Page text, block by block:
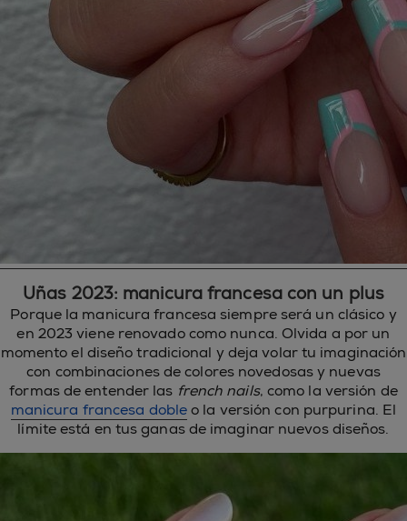
Uñas 2023: manicura francesa con un plus
Porque la manicura francesa siempre será un clásico y
en 2023 viene renovado como nunca. Olvida a por un
momento el diseño tradicional y deja volar tu imaginación
con combinaciones de colores novedosas y nuevas
formas de entender las french nails, como la versión de
manicura francesa dobleo la versión con purpurina. El
límite está en tus ganas de imaginar nuevos diseños.